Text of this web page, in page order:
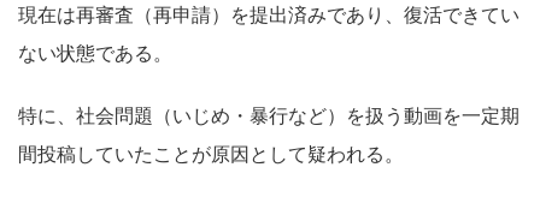
現在は再審査（再申請）を提出済みであり、復活できてい
ない状態である。
特に、社会問題（いじめ・暴行など）を扱う動画を一定期
間投稿していたことが原因として疑われる。